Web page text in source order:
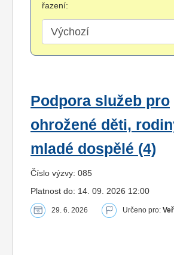
řazení:
Podpora služeb pro
ohrožené děti,
mladé dospělé (4)
Číslo výzvy: 085
Platnost do: 14. 09. 2026 12:00
29. 6. 2026 Určeno pro: